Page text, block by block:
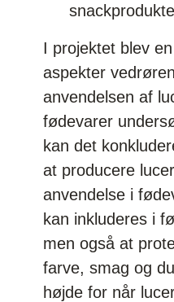
I projektet blev
aspekter
anvendelsen af
fødevarer
kan det
at producere
anvendelse i
kan inkluderes i
men også at
farve, smag og
højde for når